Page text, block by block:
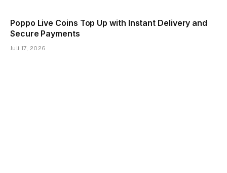
Poppo Live Coins Top Up with Instant Delivery and
Secure Payments
Juli 17, 2026